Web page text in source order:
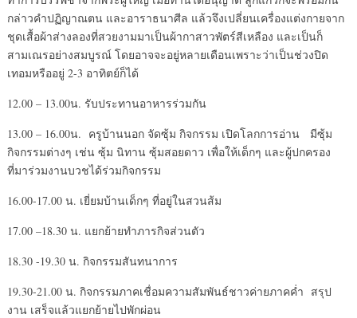
กล่าวคำปฏิญาณตน และอาราธนาศีล แล้วจึงเปลี่ยนเครื่องแต่งกายจาก
ชุดเสื้อผ้าส่างลองที่สวยงามมาเป็นผ้ากาสาวพัตร์สีเหลือง และเป็นก็
สามเณรอย่างสมบูรณ์ โดยอาจจะอยู่หลายเดือนเพราะว่าเป็นช่วงปิด
เทอมหรืออยู่ 2-3 อาทิตย์ก็ได้
12.00 – 13.00น. รับประทานอาหารร่วมกัน
13.00 – 16.00น. ครูบ้านนอก จัดซุ้ม กิจกรรม เปิดโลกการอ่าน มีซุ้ม
กิจกรรมต่างๆ เช่น ซุ้ม นิทาน ซุ้มสอยดาว เพื่อให้เด็กๆ และผู้ปกครอง
ที่มาร่วมงานบวชได้ร่วมกิจกรรม
16.00-17.00 น. เยี่ยมบ้านเด็กๆ ที่อยู่ในสวนส้ม
17.00 –18.30 น. แยกย้ายทำภารกิจส่วนตัว
18.30 -19.30 น. กิจกรรมสันทนาการ
19.30-21.00 น. กิจกรรมภาคเชื่อมความสัมพันธ์ชาวค่ายภาคค่ำ สรุป
งาน เสร็จแล้วแยกย้ายไปพักผ่อน